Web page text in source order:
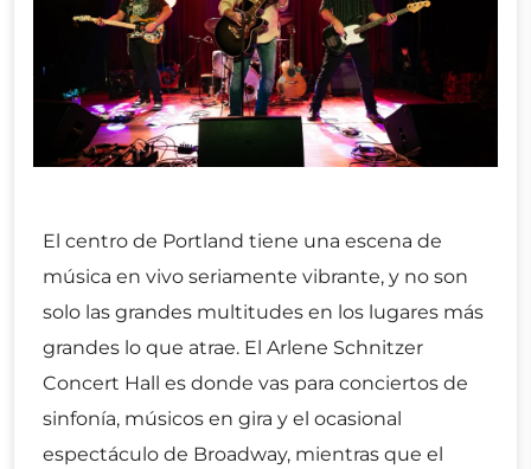
El centro de Portland tiene una escena de
música en vivo seriamente vibrante, y no son
solo las grandes multitudes en los lugares más
grandes lo que atrae. El Arlene Schnitzer
Concert Hall es donde vas para conciertos de
sinfonía, músicos en gira y el ocasional
espectáculo de Broadway, mientras que el